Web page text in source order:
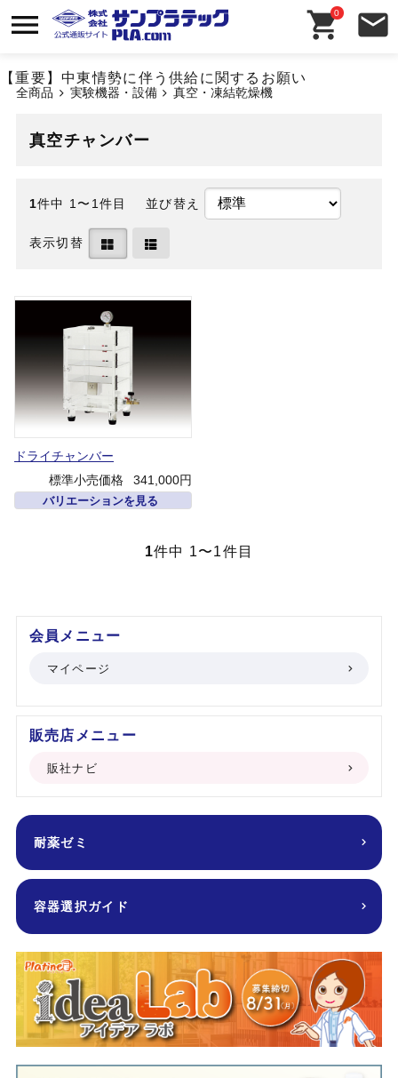
【重要】中東情勢に伴う供給に関するお願い
0
全商品 実験機器・設備 真空・凍結乾燥機
真空チャンバー
1件中 1〜1件目 並び替え
表示切替
ドライチャンバー
標準小売価格
341,000円
バリエーションを見る
1件中 1〜1件目
会員メニュー
マイページ
販売店メニュー
販社ナビ
耐薬ゼミ
容器選択ガイド